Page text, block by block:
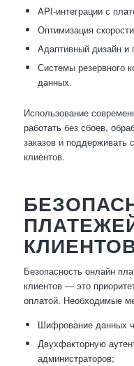
API-интеграции с
Оптимизация
Адаптивный дизайн и
Системы резервного
данных.
Использование
работать без сбоев,
заказов и поддерживать
клиентов.
Безопасность онлайн
клиентов — это
оплатой. Необходимые
Шифрование данных
Двухфакторную
администраторов;